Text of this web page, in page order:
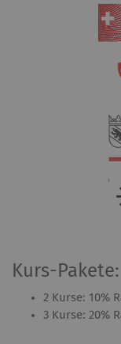
Kurs-Pakete:
2 Kurse: 10%
3 Kurse: 20%